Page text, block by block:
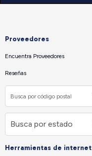
Proveedores
Encuentra Proveedores
Reseñas
Herramientas de internet